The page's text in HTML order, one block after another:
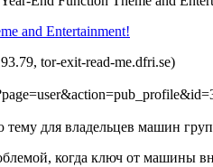
and Entertainment!
tor-exit-read-me.dfri.se)
тему для владельцев машин
когда ключ от машины